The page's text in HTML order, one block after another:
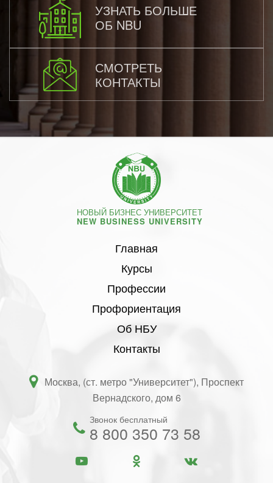
УЗНАТЬ БОЛЬШЕ
ОБ NBU
СМОТРЕТЬ
КОНТАКТЫ
НОВЫЙ БИЗНЕС УНИВЕРСИТЕТ
NEW BUSINESS UNIVERSITY
Главная
Курсы
Профессии
Профориентация
Об НБУ
Контакты
Москва, (ст. метро "Университет"), Проспект
Вернадского, дом 6
Звонок бесплатный
8 800 350 73 58